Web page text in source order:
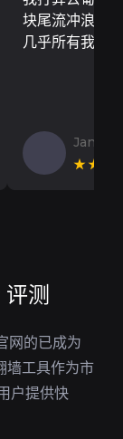
块尾流冲浪板
几乎所有我需
Jan V
测
网的已成为
墙工具作为市
户提供快